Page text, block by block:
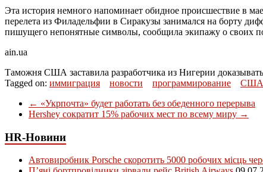
Эта история немного напоминает обидное происшествие в
перелета из Филадельфии в Сиракузы занимался на борту
пишущего непонятные символы, сообщила экипажу о своих
ain.ua
Таможня США заставила разработчика из Нигерии
Tagged on: иммиграция новости программирование США
← «Укрпочта» будет работать без обеденного перерыва
Hershey сократит 15% рабочих мест по всему миру →
HR-Новини
Автовиробник Porsche скоротить 5000 робочих місць